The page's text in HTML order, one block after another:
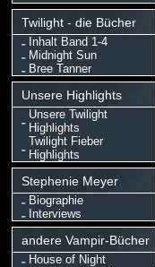
Twilight - die Bücher
Inhalt Band 1-4
Midnight Sun
Bree Tanner
Unsere Highlights
Unsere Twilight
Highlights
Twilight Fieber
Highlights
Stephenie Meyer
Biographie
Interviews
andere Vampir-Bücher
House of Night